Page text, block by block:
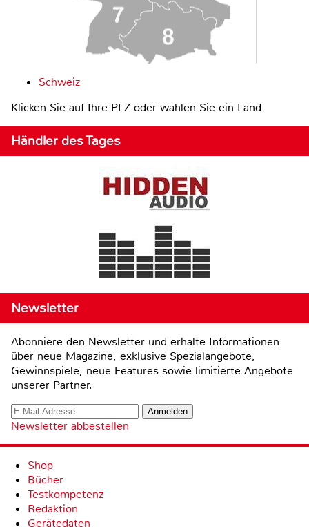
Schweiz
Klicken Sie auf Ihre PLZ oder wählen Sie ein Land
Händler des Tages
Newsletter
Abonniere den Newsletter und erhalte Informationen
über neue Magazine, exklusive Spezialangebote,
Gewinnspiele, neue Features sowie limitierte Angebote
unserer Partner.
Newsletter abbestellen
Shop
Bücher
Testkompetenz
Redaktion
Gerätedaten